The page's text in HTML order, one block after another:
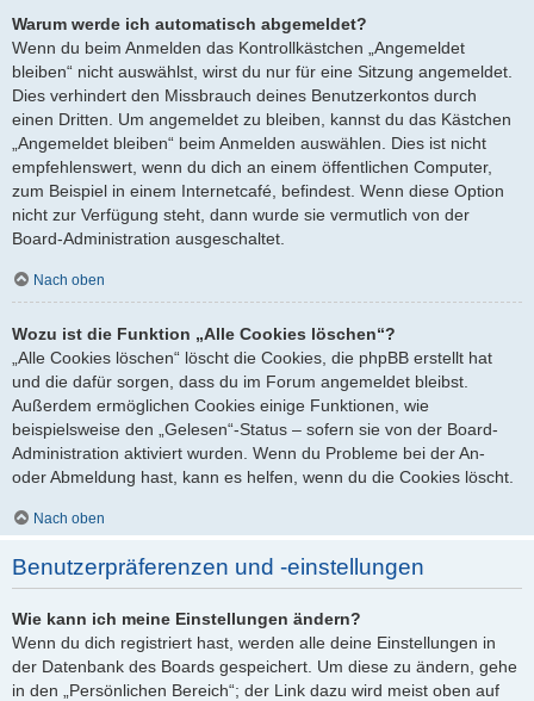
Warum werde ich automatisch abgemeldet?
Wenn du beim Anmelden das Kontrollkästchen „Angemeldet
bleiben“ nicht auswählst, wirst du nur für eine Sitzung angemeldet.
Dies verhindert den Missbrauch deines Benutzerkontos durch
einen Dritten. Um angemeldet zu bleiben, kannst du das Kästchen
„Angemeldet bleiben“ beim Anmelden auswählen. Dies ist nicht
empfehlenswert, wenn du dich an einem öffentlichen Computer,
zum Beispiel in einem Internetcafé, befindest. Wenn diese Option
nicht zur Verfügung steht, dann wurde sie vermutlich von der
Board-Administration ausgeschaltet.
Nach oben
Wozu ist die Funktion „Alle Cookies löschen“?
„Alle Cookies löschen“ löscht die Cookies, die phpBB erstellt hat
und die dafür sorgen, dass du im Forum angemeldet bleibst.
Außerdem ermöglichen Cookies einige Funktionen, wie
beispielsweise den „Gelesen“-Status – sofern sie von der Board-
Administration aktiviert wurden. Wenn du Probleme bei der An-
oder Abmeldung hast, kann es helfen, wenn du die Cookies löscht.
Nach oben
Benutzerpräferenzen und -einstellungen
Wie kann ich meine Einstellungen ändern?
Wenn du dich registriert hast, werden alle deine Einstellungen in
der Datenbank des Boards gespeichert. Um diese zu ändern, gehe
in den „Persönlichen Bereich“; der Link dazu wird meist oben auf